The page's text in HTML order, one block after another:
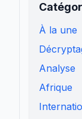
À la une
Analyse
Afrique